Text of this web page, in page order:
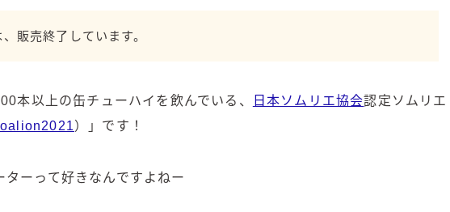
ジムビームハイボール
販売終了しています。
本以上の缶チューハイを飲んでいる、 日本ソムリエ協会認定ソムリエ
）」です！
ーって好きなんですよねー